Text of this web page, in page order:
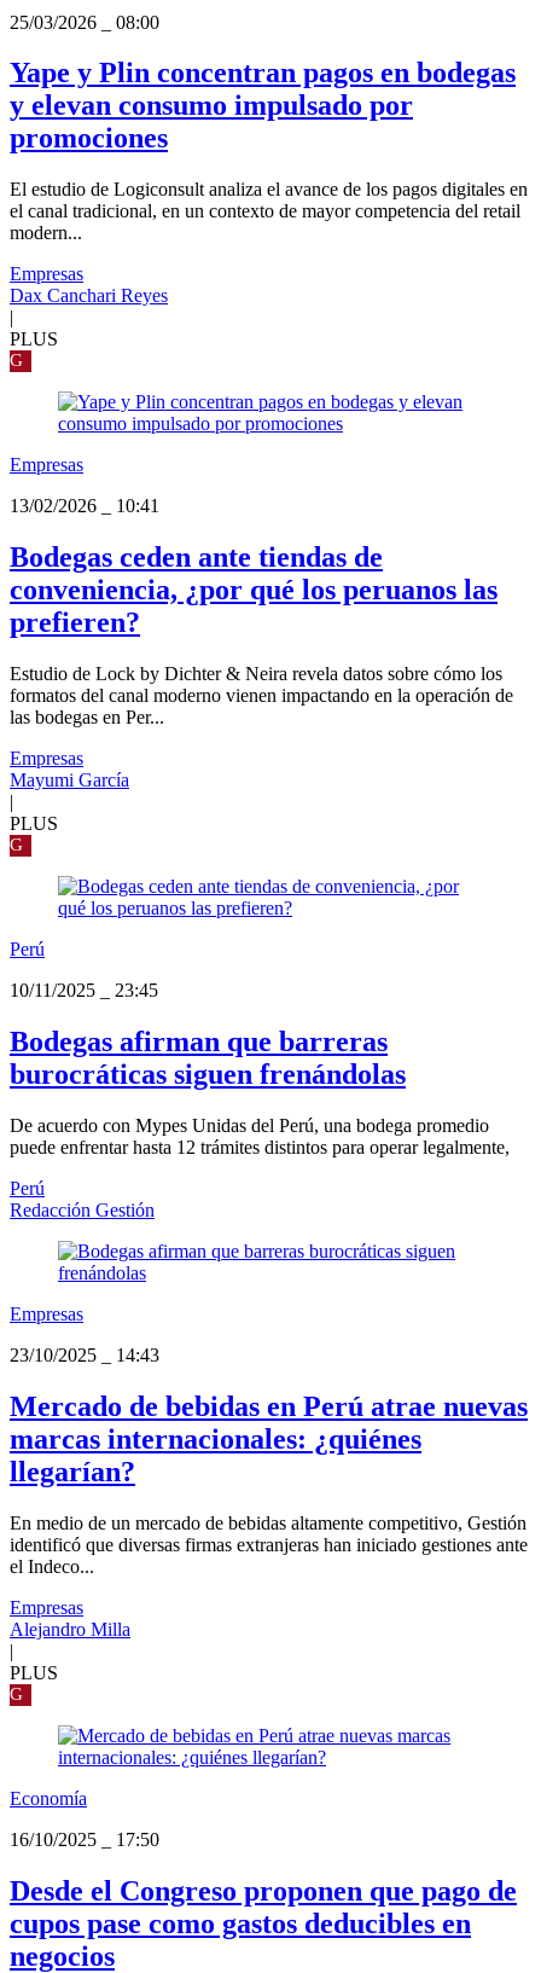
25/03/2026 08:00
Yape y Plin concentran pagos en bodegas
y elevan consumo impulsado por
promociones
El estudio de Logiconsult analiza el avance de los pagos digitales en
el canal tradicional, en un contexto de mayor competencia del retail
modern...
Empresas
Dax Canchari Reyes
|
PLUS
G
Empresas
13/02/2026
10:41
Bodegas ceden ante tiendas de
conveniencia, ¿por qué los peruanos las
prefieren?
Estudio de Lock by Dichter & Neira revela datos sobre cómo los
formatos del canal moderno vienen impactando en la operación de
las bodegas en Per...
Empresas
Mayumi García
|
PLUS
G
Perú
10/11/2025
23:45
Bodegas afirman que barreras
burocráticas siguen frenándolas
De acuerdo con Mypes Unidas del Perú, una bodega promedio
puede enfrentar hasta 12 trámites distintos para operar legalmente,
Perú
Redacción Gestión
Empresas
23/10/2025
14:43
Mercado de bebidas en Perú atrae nuevas
marcas internacionales: ¿quiénes
llegarían?
En medio de un mercado de bebidas altamente competitivo, Gestión
identificó que diversas firmas extranjeras han iniciado gestiones ante
el Indeco...
Empresas
Alejandro Milla
|
PLUS
G
Economía
16/10/2025
17:50
Desde el Congreso proponen que pago de
cupos pase como gastos deducibles en
negocios